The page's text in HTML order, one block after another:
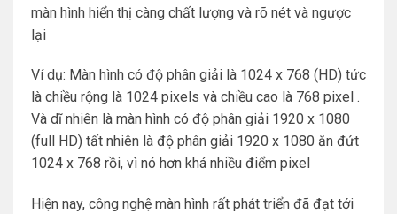
màn hình hiển thị càng chất lượng và rõ nét và ngược
lại
Ví dụ: Màn hình có độ phân giải là 1024 x 768 (HD) tức
là chiều rộng là 1024 pixels và chiều cao là 768 pixel .
Và dĩ nhiên là màn hình có độ phân giải 1920 x 1080
(full HD) tất nhiên là độ phân giải 1920 x 1080 ăn đứt
1024 x 768 rồi, vì nó hơn khá nhiều điểm pixel
Hiện nay, công nghệ màn hình rất phát triển đã đạt tới